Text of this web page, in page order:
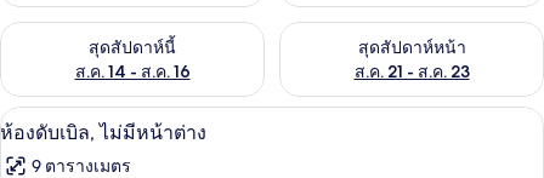
สุดสัปดาห์นี้
ส.ค. 14 - ส.ค. 16
ตรวจสอบจำนวนห้องพักว่างในสุดสัปดาห์นี้ ส.ค. 14 - ส.ค. 16
สุดสัปดาห์หน้า
ส.ค. 21 - ส.ค. 23
ตรวจสอบจำนวนห้องพักว่างใน
เปิด
ภาพถ่าย
ห้องดับเบิล, ไม่มีหน้าต่าง | โต๊ะทำงา
6
ห้องดับเบิล, ไม่มีหน้าต่าง
9 ตารางเมตร